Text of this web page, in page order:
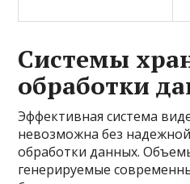
Системы
обработки
Эффективная система
невозможна без
обработки данных.
генерируемые